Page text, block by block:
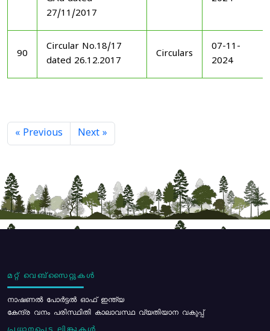
27/11/2017
90
Circular No.18/17
dated 26.12.2017
Circulars
07-11-
2024
« Previous Next »
മറ്റ് വെബ്സൈറ്റുകൾ
നാഷണൽ പോർട്ടൽ ഓഫ് ഇന്ത്യ
കേന്ദ്ര വനം പരിസ്ഥിതി കാലാവസ്ഥ വ്യതിയാന വകുപ്പ്